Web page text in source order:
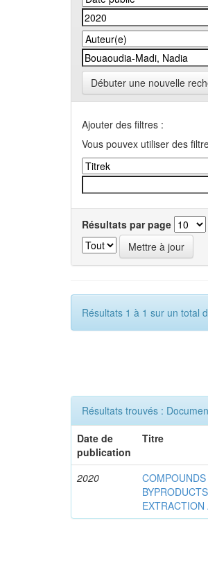
Débuter une nouvelle
Ajouter des filtres :
Vous pouvex utiliser des
Résultats par page
Résultats 1 à 1 sur un total
Résultats trouvés :
Date de
publication
Titre
2020